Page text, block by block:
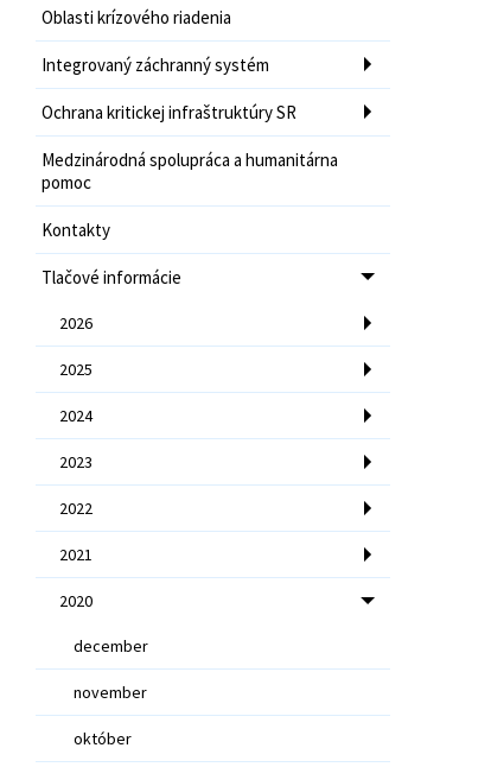
Oblasti krízového riadenia
Integrovaný záchranný systém
Ochrana kritickej infraštruktúry SR
Medzinárodná spolupráca a humanitárna
pomoc
Kontakty
Tlačové informácie
2026
2025
2024
2023
2022
2021
2020
december
november
október